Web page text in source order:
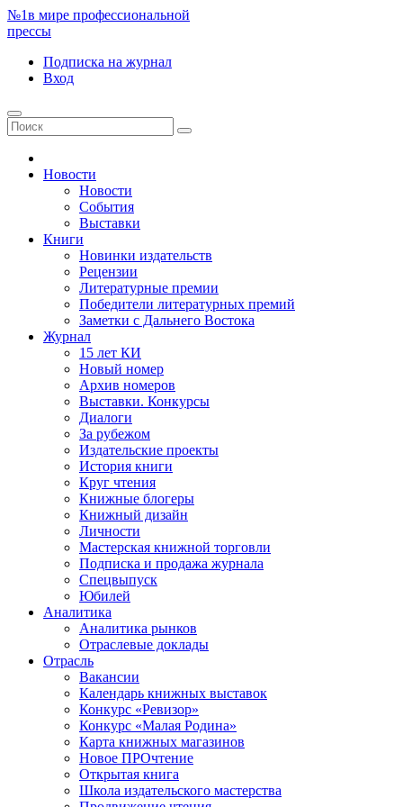
№1в мире профессиональной
прессы
Подписка на журнал
Вход
Новости
Новости
События
Выставки
Книги
Новинки издательств
Рецензии
Литературные премии
Победители литературных премий
Заметки с Дальнего Востока
Журнал
15 лет КИ
Новый номер
Архив номеров
Выставки. Конкурсы
Диалоги
За рубежом
Издательские проекты
История книги
Круг чтения
Книжные блогеры
Книжный дизайн
Личности
Мастерская книжной торговли
Подписка и продажа журнала
Спецвыпуск
Юбилей
Аналитика
Аналитика рынков
Отраслевые доклады
Отрасль
Вакансии
Календарь книжных выставок
Конкурс «Ревизор»
Конкурс «Малая Родина»
Карта книжных магазинов
Новое ПРОчтение
Открытая книга
Школа издательского мастерства